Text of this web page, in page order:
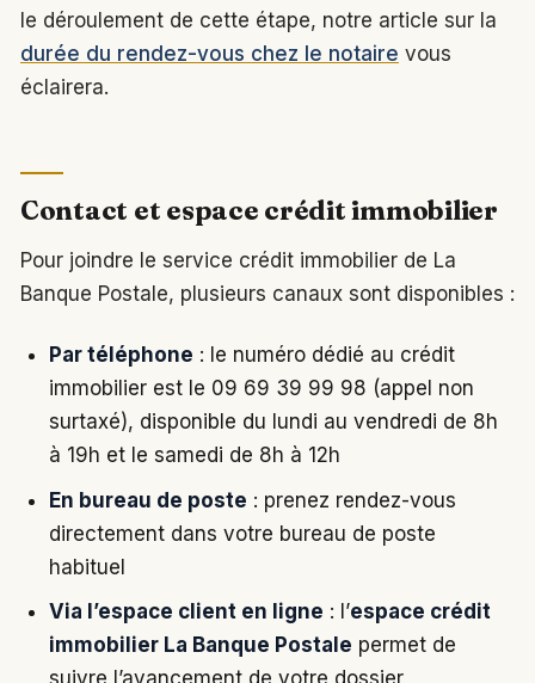
le déroulement de cette étape, notre article sur la
durée du rendez-vous chez le notaire vous
éclairera.
Contact et espace crédit immobilier
Pour joindre le service crédit immobilier de La
Banque Postale, plusieurs canaux sont disponibles :
Par téléphone : le numéro dédié au crédit
immobilier est le 09 69 39 99 98 (appel non
surtaxé), disponible du lundi au vendredi de 8h
à 19h et le samedi de 8h à 12h
En bureau de poste : prenez rendez-vous
directement dans votre bureau de poste
habituel
Via l’espace client en ligne : l’espace crédit
immobilier La Banque Postale permet de